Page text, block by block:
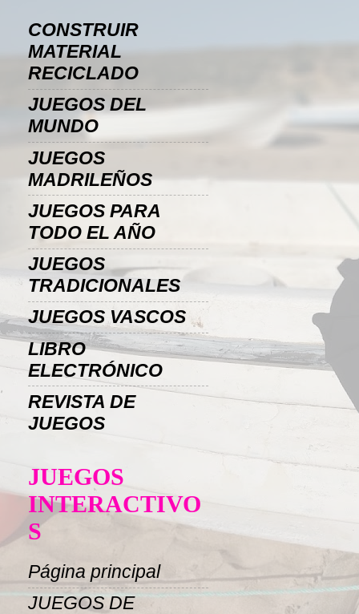
CONSTRUIR
MATERIAL
RECICLADO
JUEGOS DEL
MUNDO
JUEGOS
MADRILEÑOS
JUEGOS PARA
TODO EL AÑO
JUEGOS
TRADICIONALES
JUEGOS VASCOS
LIBRO
ELECTRÓNICO
REVISTA DE
JUEGOS
JUEGOS
INTERACTIVO
S
Página principal
JUEGOS DE